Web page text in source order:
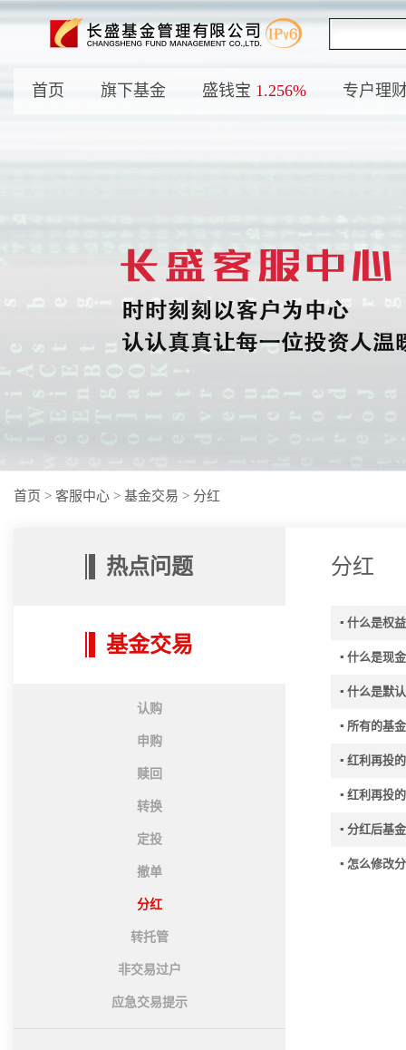
首页 旗下基金 盛钱宝 1.256% 专户理
首页 > 客服中心 > 基金交易 > 分红
热点问题
基金交易
认购
申购
赎回
转换
定投
撤单
分红
转托管
非交易过户
应急交易提示
分红
▪ 什么是权
▪ 什么是现
▪ 什么是默
▪ 所有的基
▪ 红利再投
▪ 红利再投
▪ 分红后基
▪ 怎么修改